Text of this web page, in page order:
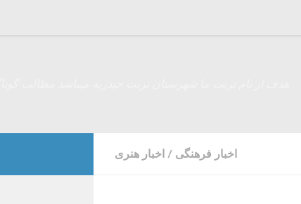
اخبار فرهنگی / اخبار هنری